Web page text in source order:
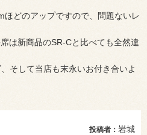
どのアップですので、問題ないレ
は新商品のSR-Cと比べても全然違
そして当店も末永いお付き合いよ
投稿者： 岩城